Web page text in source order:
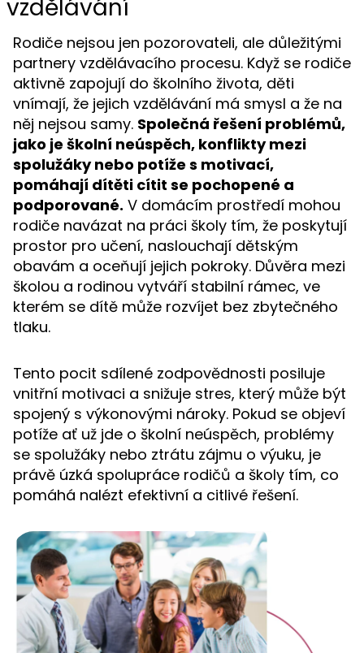
vzdělávání
Rodiče nejsou jen pozorovateli, ale důležitými
partnery vzdělávacího procesu. Když se rodiče
aktivně zapojují do školního života, děti
vnímají, že jejich vzdělávání má smysl a že na
něj nejsou samy. Společná řešení problémů,
jako je školní neúspěch, konflikty mezi
spolužáky nebo potíže s motivací,
pomáhají dítěti cítit se pochopené a
podporované. V domácím prostředí mohou
rodiče navázat na práci školy tím, že poskytují
prostor pro učení, naslouchají dětským
obavám a oceňují jejich pokroky. Důvěra mezi
školou a rodinou vytváří stabilní rámec, ve
kterém se dítě může rozvíjet bez zbytečného
tlaku.
Tento pocit sdílené zodpovědnosti posiluje
vnitřní motivaci a snižuje stres, který může být
spojený s výkonovými nároky. Pokud se objeví
potíže ať už jde o školní neúspěch, problémy
se spolužáky nebo ztrátu zájmu o výuku, je
právě úzká spolupráce rodičů a školy tím, co
pomáhá nalézt efektivní a citlivé řešení.